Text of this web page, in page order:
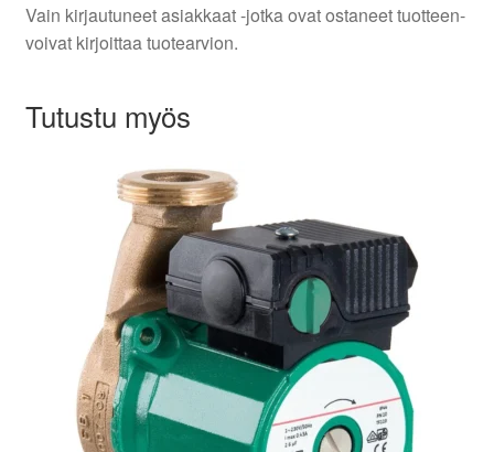
Vain kirjautuneet asiakkaat -jotka ovat ostaneet tuotteen-
voivat kirjoittaa tuotearvion.
Tutustu myös